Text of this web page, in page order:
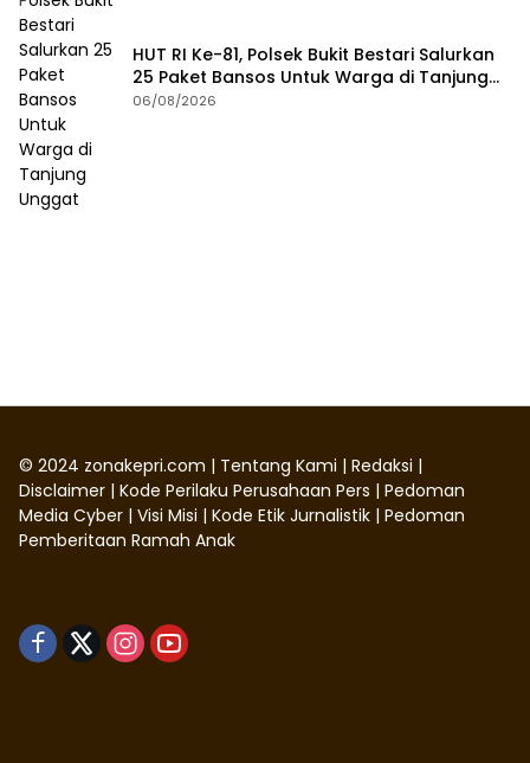
HUT RI Ke-81, Polsek Bukit Bestari Salurkan
25 Paket Bansos Untuk Warga di Tanjung
Unggat
06/08/2026
© 2024 zonakepri.com | Tentang Kami | Redaksi |
Disclaimer | Kode Perilaku Perusahaan Pers | Pedoman
Media Cyber | Visi Misi | Kode Etik Jurnalistik | Pedoman
Pemberitaan Ramah Anak